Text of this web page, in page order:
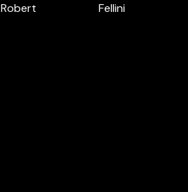
Robert
Fellini